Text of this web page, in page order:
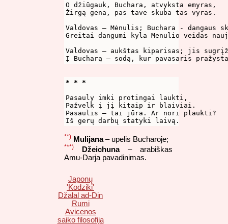
O džiūgauk, Buchara, atvyksta emyras,
Žirgą gena, pas tave skuba tas vyras.
Valdovas – Mėnulis; Buchara - dangaus
Greitai dangumi kyla Menulio veidas
Valdovas – aukštas kiparisas; jis
Į Bucharą – sodą, kur pavasaris
* * *
Pasauly imki protingai laukti,
Pažvelk į jį kitaip ir blaiviai.
Pasaulis – tai jūra. Ar nori plaukti?
Iš gerų darbų statyki laivą.
**) Mulijana– upelis Bucharoje;
***) Džeichuna– arabiškas
Amu-Darja pavadinimas.
Japonų
'Kodziki'
Džalal ad-Din
Rumi
Avicenos
saiko filosofija